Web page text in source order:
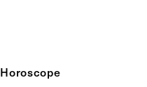
Horoscope